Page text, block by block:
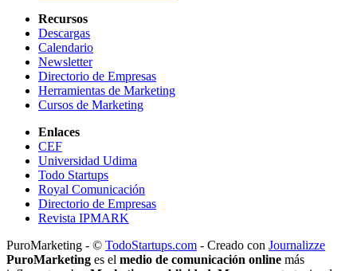
Recursos
Descargas
Calendario
Newsletter
Directorio de Empresas
Herramientas de Marketing
Cursos de Marketing
Enlaces
CEF
Universidad Udima
Todo Startups
Royal Comunicación
Directorio de Empresas
Revista IPMARK
PuroMarketing - © TodoStartups.com - Creado con Journalizze
PuroMarketing es el medio de comunicación online más